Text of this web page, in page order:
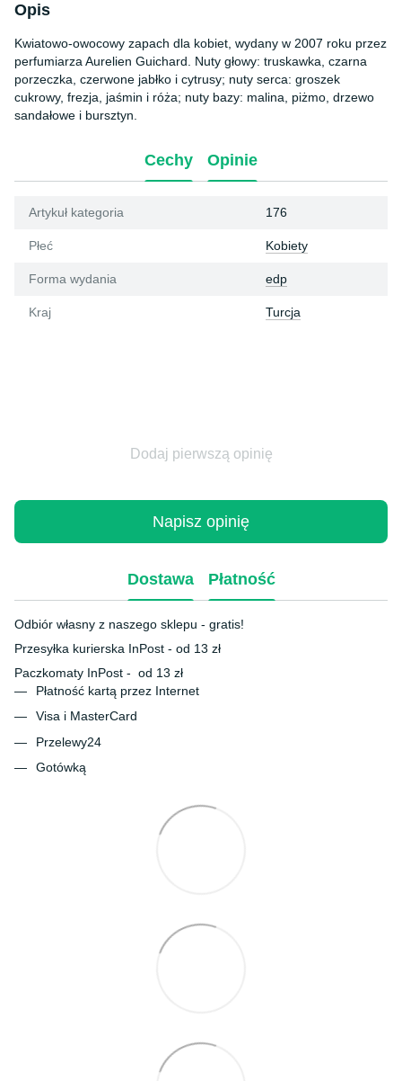
Opis
Kwiatowo-owocowy zapach dla kobiet, wydany w 2007 roku przez
perfumiarza Aurelien Guichard. Nuty głowy: truskawka, czarna
porzeczka, czerwone jabłko i cytrusy; nuty serca: groszek
cukrowy, frezja, jaśmin i róża; nuty bazy: malina, piżmo, drzewo
sandałowe i bursztyn.
Cechy Opinie
Artykuł kategoria 176
Płeć Kobiety
Forma wydania edp
Kraj Turcja
Dodaj pierwszą opinię
Napisz opinię
Dostawa Płatność
Odbiór własny z naszego sklepu - gratis!
Przesyłka kurierska InPost - od 13 zł
Paczkomaty InPost - od 13 zł
Płatność kartą przez Internet
Visa i MasterCard
Przelewy24
Gotówką